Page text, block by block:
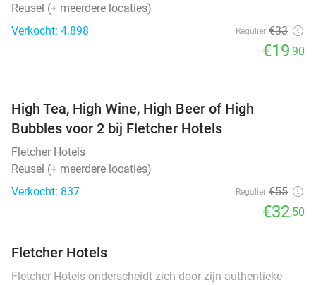
Reusel (+ meerdere locaties)
Verkocht: 4.898
Regulier €33
€19,90
High Tea, High Wine, High Beer of High
Bubbles voor 2 bij Fletcher Hotels
Fletcher Hotels
Reusel (+ meerdere locaties)
Verkocht: 837
Regulier €55
€32,50
Fletcher Hotels
Fletcher Hotels onderscheidt zich door zijn authentieke